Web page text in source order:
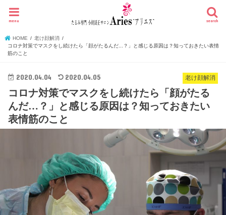
search
menu
HOME
老け顔解消
コロナ対策でマスクをし続けたら「顔がたるんだ...？」と感じる原因は？知っておきたい表情
筋のこと
老け顔解消
2020.04.04 2020.04.05
コロナ対策でマスクをし続けたら「顔がたる
んだ…？」と感じる原因は？知っておきたい
表情筋のこと